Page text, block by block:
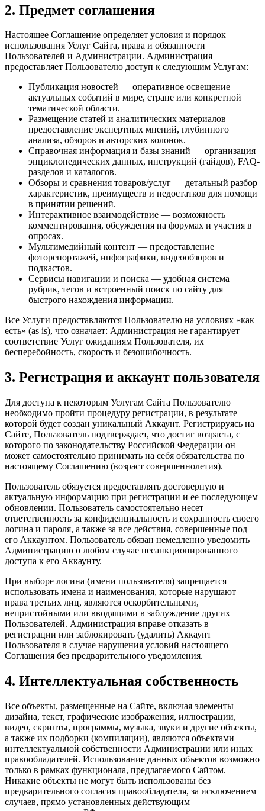
2. Предмет соглашения
Настоящее Соглашение определяет условия и порядок
использования Услуг Сайта, права и обязанности
Пользователей и Администрации. Администрация
предоставляет Пользователю доступ к следующим Услугам:
Публикация новостей — оперативное освещение
актуальных событий в мире, стране или конкретной
тематической области.
Размещение статей и аналитических материалов —
предоставление экспертных мнений, глубинного
анализа, обзоров и авторских колонок.
Справочная информация и базы знаний — организация
энциклопедических данных, инструкций (гайдов), FAQ-
разделов и каталогов.
Обзоры и сравнения товаров/услуг — детальный разбор
характеристик, преимуществ и недостатков для помощи
в принятии решений.
Интерактивное взаимодействие — возможность
комментирования, обсуждения на форумах и участия в
опросах.
Мультимедийный контент — предоставление
фоторепортажей, инфографики, видеообзоров и
подкастов.
Сервисы навигации и поиска — удобная система
рубрик, тегов и встроенный поиск по сайту для
быстрого нахождения информации.
Все Услуги предоставляются Пользователю на условиях «как
есть» (as is), что означает: Администрация не гарантирует
соответствие Услуг ожиданиям Пользователя, их
бесперебойность, скорость и безошибочность.
3. Регистрация и аккаунт пользователя
Для доступа к некоторым Услугам Сайта Пользователю
необходимо пройти процедуру регистрации, в результате
которой будет создан уникальный Аккаунт. Регистрируясь на
Сайте, Пользователь подтверждает, что достиг возраста, с
которого по законодательству Российской Федерации он
может самостоятельно принимать на себя обязательства по
настоящему Соглашению (возраст совершеннолетия).
Пользователь обязуется предоставлять достоверную и
актуальную информацию при регистрации и ее последующем
обновлении. Пользователь самостоятельно несет
ответственность за конфиденциальность и сохранность своего
логина и пароля, а также за все действия, совершенные под
его Аккаунтом. Пользователь обязан немедленно уведомить
Администрацию о любом случае несанкционированного
доступа к его Аккаунту.
При выборе логина (имени пользователя) запрещается
использовать имена и наименования, которые нарушают
права третьих лиц, являются оскорбительными,
непристойными или вводящими в заблуждение других
Пользователей. Администрация вправе отказать в
регистрации или заблокировать (удалить) Аккаунт
Пользователя в случае нарушения условий настоящего
Соглашения без предварительного уведомления.
4. Интеллектуальная собственность
Все объекты, размещенные на Сайте, включая элементы
дизайна, текст, графические изображения, иллюстрации,
видео, скрипты, программы, музыка, звуки и другие объекты,
а также их подборки (компиляции), являются объектами
интеллектуальной собственности Администрации или иных
правообладателей. Использование данных объектов возможно
только в рамках функционала, предлагаемого Сайтом.
Никакие объекты не могут быть использованы без
предварительного согласия правообладателя, за исключением
случаев, прямо установленных действующим